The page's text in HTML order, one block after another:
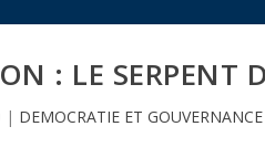
: LE SERPENT
| DEMOCRATIE ET GOUVERNANCE